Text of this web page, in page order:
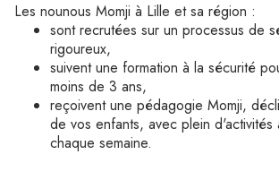
Les nounous Momji à Lille et sa région :
sont recrutées sur un processus de
rigoureux,
suivent une formation à la sécurité
moins de 3 ans,
reçoivent une pédagogie Momji,
de vos enfants, avec plein d'activités
chaque semaine.